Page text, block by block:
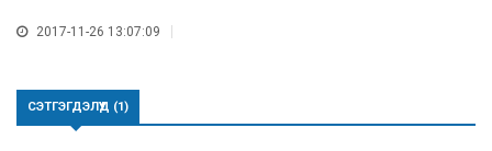
2017-11-26 13:07:09
СЭТГЭГДЭЛҮҮД (1)